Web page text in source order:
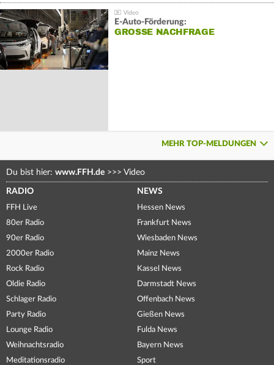
E-Auto-Förderung:
GROSSE NACHFRAGE
MEHR TOP-MELDUNGEN
Du bist hier: www.FFH.de >>> Video
RADIO
FFH Live
80er Radio
90er Radio
2000er Radio
Rock Radio
Oldie Radio
Schlager Radio
Party Radio
Lounge Radio
Weihnachtsradio
Meditationsradio
NEWS
Hessen News
Frankfurt News
Wiesbaden News
Mainz News
Kassel News
Darmstadt News
Offenbach News
Gießen News
Fulda News
Bayern News
Sport